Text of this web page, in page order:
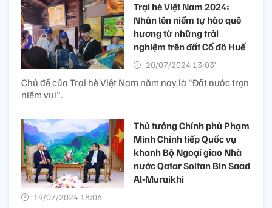
Trại hè Việt Nam 2024:
Nhân lên niềm tự hào quê
hương từ những trải
nghiệm trên đất Cố đô Huế
20/07/2024 13:03’
Chủ đề của Trại hè Việt Nam năm nay là "Đất nước trọn
niềm vui".
Thủ tướng Chính phủ Phạm
Minh Chính tiếp Quốc vụ
khanh Bộ Ngoại giao Nhà
nước Qatar Soltan Bin Saad
Al-Muraikhi
19/07/2024 18:06’